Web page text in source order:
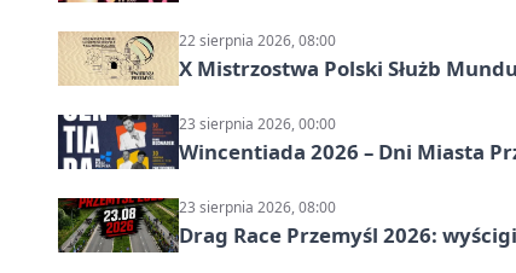
22 sierpnia 2026, 08:00
X Mistrzostwa Polski Służb
23 sierpnia 2026, 00:00
Wincentiada 2026 – Dni Miasta
23 sierpnia 2026, 08:00
Drag Race Przemyśl 2026: